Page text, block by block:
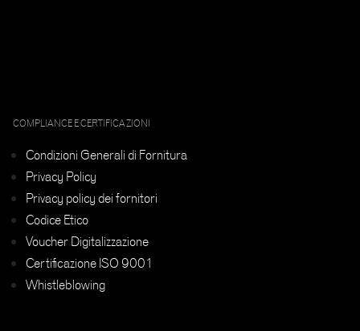
COMPLIANCE E CERTIFICAZIONI
Condizioni Generali di Fornitura
Privacy Policy
Privacy policy dei fornitori
Codice Etico
Voucher Digitalizzazione
Certificazione ISO 9001
Whistleblowing